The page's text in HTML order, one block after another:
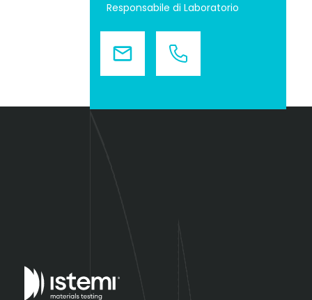
Responsabile di Laboratorio